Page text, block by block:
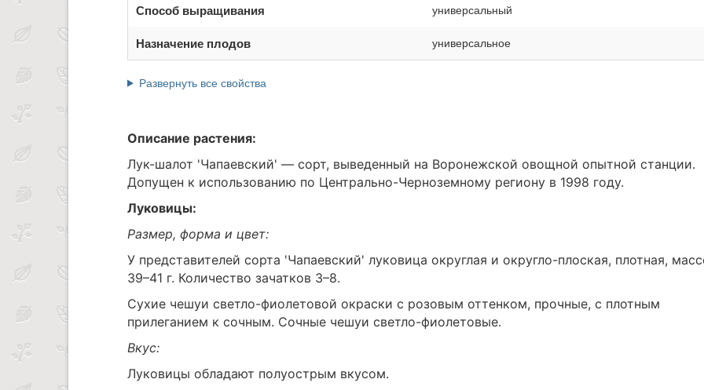
Способ выращивания универсальный
Назначение плодов универсальное
Развернуть все свойства
Описание растения:
Лук-шалот 'Чапаевский' — сорт, выведенный на Воронежской овощной опытной станции.
Допущен к использованию по Центрально-Черноземному региону в 1998 году.
Луковицы:
Размер, форма и цвет:
У представителей сорта 'Чапаевский' луковица округлая и округло-плоская, плотная,
39–41 г. Количество зачатков 3–8.
Сухие чешуи светло-фиолетовой окраски с розовым оттенком, прочные, с плотным
прилеганием к сочным. Сочные чешуи светло-фиолетовые.
Вкус:
Луковицы обладают полуострым вкусом.